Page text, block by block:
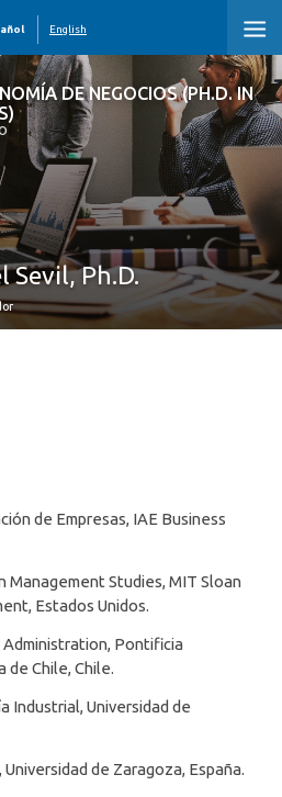
DE NEGOCIOS (PH.D. IN
English
DE
Sevil, Ph.D.
de Empresas, IAE Business
Management Studies, MIT Sloan
Estados Unidos.
Pontificia
de Chile, Chile.
Industrial, Universidad de
de Zaragoza, España.